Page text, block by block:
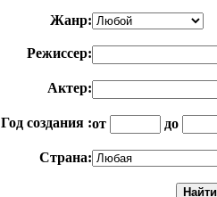
Жанр:
Режиссер:
Актер:
Год создания :от до
Страна: